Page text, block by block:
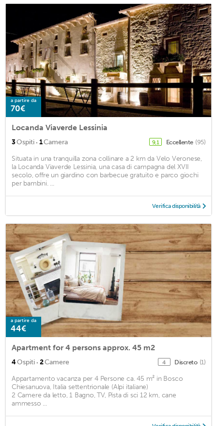
a partire da
70€
Locanda Viaverde Lessinia
3Ospiti · 1Camera 9,1 Eccellente (95)
Situata in una tranquilla zona collinare a 2 km da Velo Veronese,
la Locanda Viaverde Lessinia, una casa di campagna del XVII
secolo, offre un giardino con barbecue gratuito e parco giochi
per bambini. ...
Verifica disponibilità
a partire da
44€
Apartment for 4 persons approx. 45 m2
4Ospiti · 2Camere 4 Discreto (1)
Appartamento vacanza per 4 Persone ca. 45 m² in Bosco
Chiesanuova, Italia settentrionale (Alpi italiane)
2 Camere da letto, 1 Bagno, TV, Pista di sci 12 km, cane
ammesso ...